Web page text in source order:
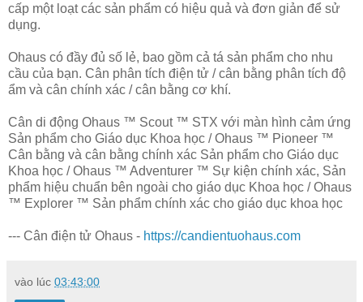
cấp một loạt các sản phẩm có hiệu quả và đơn giản để sử
dụng.
Ohaus có đầy đủ số lẻ, bao gồm cả tá sản phẩm cho nhu
cầu của bạn. Cân phân tích điện tử / cân bằng phân tích độ
ẩm và cân chính xác / cân bằng cơ khí.
Cân di động Ohaus ™ Scout ™ STX với màn hình cảm ứng
Sản phẩm cho Giáo dục Khoa học / Ohaus ™ Pioneer ™
Cân bằng và cân bằng chính xác Sản phẩm cho Giáo dục
Khoa học / Ohaus ™ Adventurer ™ Sự kiện chính xác, Sản
phẩm hiệu chuẩn bên ngoài cho giáo dục Khoa học / Ohaus
™ Explorer ™ Sản phẩm chính xác cho giáo dục khoa học
--- Cân điện tử Ohaus - https://candientuohaus.com
vào lúc 03:43:00